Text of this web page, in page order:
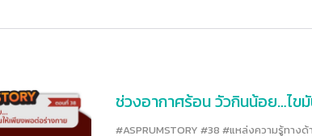
ช่วงอากาศร้อน วัวกินน้อย…ไ
#ASPRUMSTORY #38 #แหล่งความรู้ทางด้